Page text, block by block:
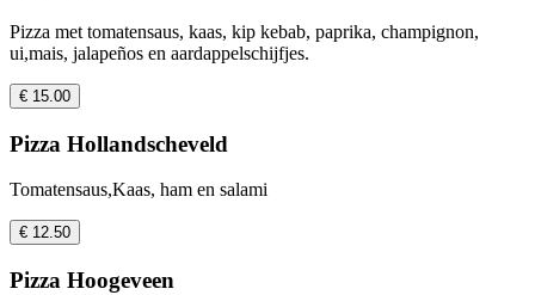
Pizza met tomatensaus, kaas, kip kebab, paprika, champignon,
ui,mais, jalapeños en aardappelschijfjes.
€ 15.00
Pizza Hollandscheveld
Tomatensaus,Kaas, ham en salami
€ 12.50
Pizza Hoogeveen